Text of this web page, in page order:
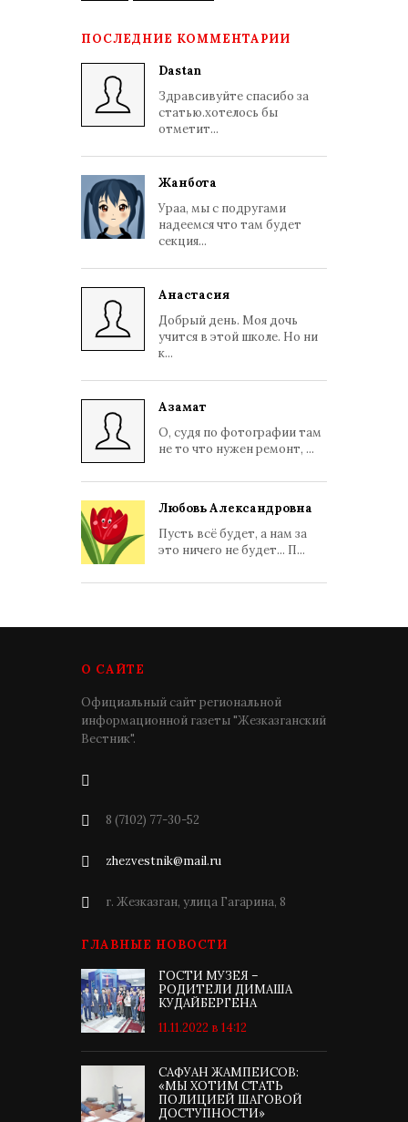
ПОСЛЕДНИЕ КОММЕНТАРИИ
Dastan
Здравсивуйте спасибо за
статью.хотелось бы
отметит...
Жанбота
Ураа, мы с подругами
надеемся что там будет
секция...
Анастасия
Добрый день. Моя дочь
учится в этой школе. Но ни
к...
Азамат
О, судя по фотографии там
не то что нужен ремонт, ...
Любовь Александровна
Пусть всё будет, а нам за
это ничего не будет... П...
О САЙТЕ
Официальный сайт региональной
информационной газеты "Жезказганский
Вестник".
8 (7102) 77-30-52
zhezvestnik@mail.ru
г. Жезказган, улица Гагарина, 8
ГЛАВНЫЕ НОВОСТИ
ГОСТИ МУЗЕЯ –
РОДИТЕЛИ ДИМАША
КУДАЙБЕРГЕНА
11.11.2022 в 14:12
САФУАН ЖАМПЕИСОВ:
«МЫ ХОТИМ СТАТЬ
ПОЛИЦИЕЙ ШАГОВОЙ
ДОСТУПНОСТИ»